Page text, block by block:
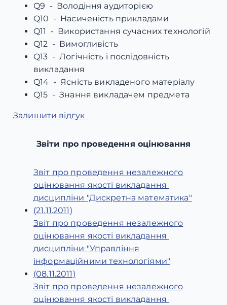
Q9 - Володіння аудиторією
Q10 - Насиченість прикладами
Q11 - Використання сучасних технологій
Q12 - Вимогливість
Q13 - Логічність і послідовність
викладання
Q14 - Ясність викладеного матеріалу
Q15 - Знання викладачем предмета
Залишити відгук
Звіти про проведення оцінювання
Звіт про проведення незалежного
оцінювання якості викладання
дисципліни "Дискретна математика"
(21.11.2011)
Звіт про проведення незалежного
оцінювання якості викладання
дисципліни "Управління
інформаційними технологіями"
(08.11.2011)
Звіт про проведення незалежного
оцінювання якості викладання